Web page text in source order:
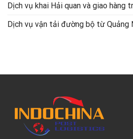
Dịch vụ khai Hải quan và giao hàng
Dịch vụ vận tải đường bộ từ Quảng